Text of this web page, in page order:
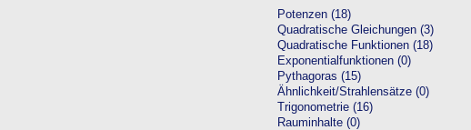
Potenzen (18)
Quadratische Gleichungen (3)
Quadratische Funktionen (18)
Exponentialfunktionen (0)
Pythagoras (15)
Ähnlichkeit/Strahlensätze (0)
Trigonometrie (16)
Rauminhalte (0)